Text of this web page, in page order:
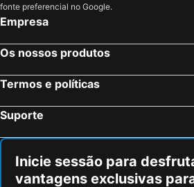
fonte preferencial no Google.
Empresa
Os nossos produtos
Termos e políticas
Suporte
Inicie sessão para
vantagens exclusivas